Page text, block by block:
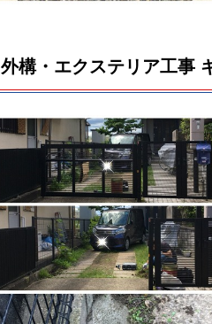
外構・エクステリア工事